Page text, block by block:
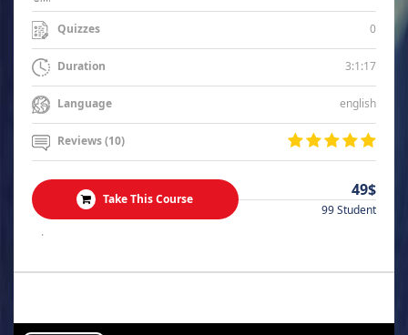
Quizzes 0
Duration 3:1:17
Language english
Reviews (10)
Take This Course 49$
99 Student
.